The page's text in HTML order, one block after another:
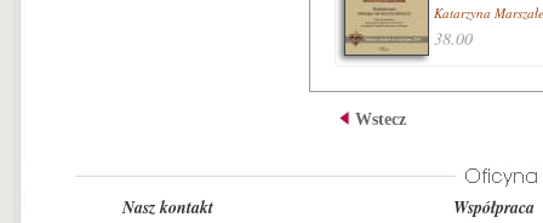
Katarzyna
38.00
Wstecz
Nasz kontakt Współpraca